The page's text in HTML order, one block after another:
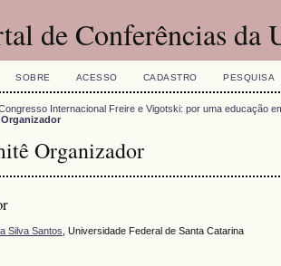
de Conferências da
SOBRE ACESSO CADASTRO PESQUISA
Internacional Freire e Vigotski: por uma educação
Organizador
Silva Santos , Universidade Federal de Santa Catarina